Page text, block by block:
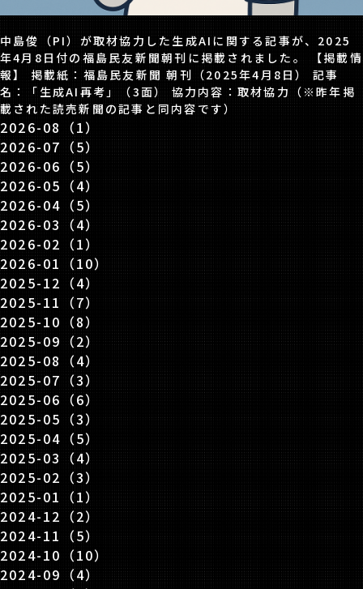
中島俊（PI）が取材協力した生成AIに関する記事が、2025
年4月8日付の福島民友新聞朝刊に掲載されました。 【掲載情
報】 掲載紙：福島民友新聞 朝刊（2025年4月8日） 記事
名：「生成AI再考」（3面） 協力内容：取材協力（※昨年掲
載された読売新聞の記事と同内容です）
2026-08（1）
2026-07（5）
2026-06（5）
2026-05（4）
2026-04（5）
2026-03（4）
2026-02（1）
2026-01（10）
2025-12（4）
2025-11（7）
2025-10（8）
2025-09（2）
2025-08（4）
2025-07（3）
2025-06（6）
2025-05（3）
2025-04（5）
2025-03（4）
2025-02（3）
2025-01（1）
2024-12（2）
2024-11（5）
2024-10（10）
2024-09（4）